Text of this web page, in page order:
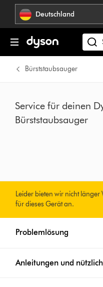
Navigation
überspringenDeutschland
Bürststaubsauger
Service für deinen
Bürststaubsauger
Leider bieten wir nicht
für dieses Gerät an.
Problemlösung
Anleitungen und